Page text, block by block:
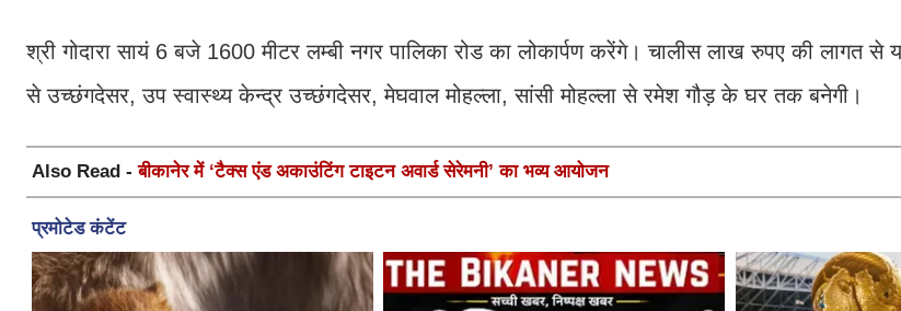
श्री गोदारा सायं 6 बजे 1600 मीटर लम्बी नगर पालिका रोड का लोकार्पण करेंगे। चालीस लाख रुपए की लागत से
से उच्छंगदेसर, उप स्वास्थ्य केन्द्र उच्छंगदेसर, मेघवाल मोहल्ला, सांसी मोहल्ला से रमेश गौड़ के घर तक बनेगी।
Also Read -बीकानेर में ‘टैक्स एंड अकाउंटिंग टाइटन अवार्ड सेरेमनी’ का भव्य आयोजन